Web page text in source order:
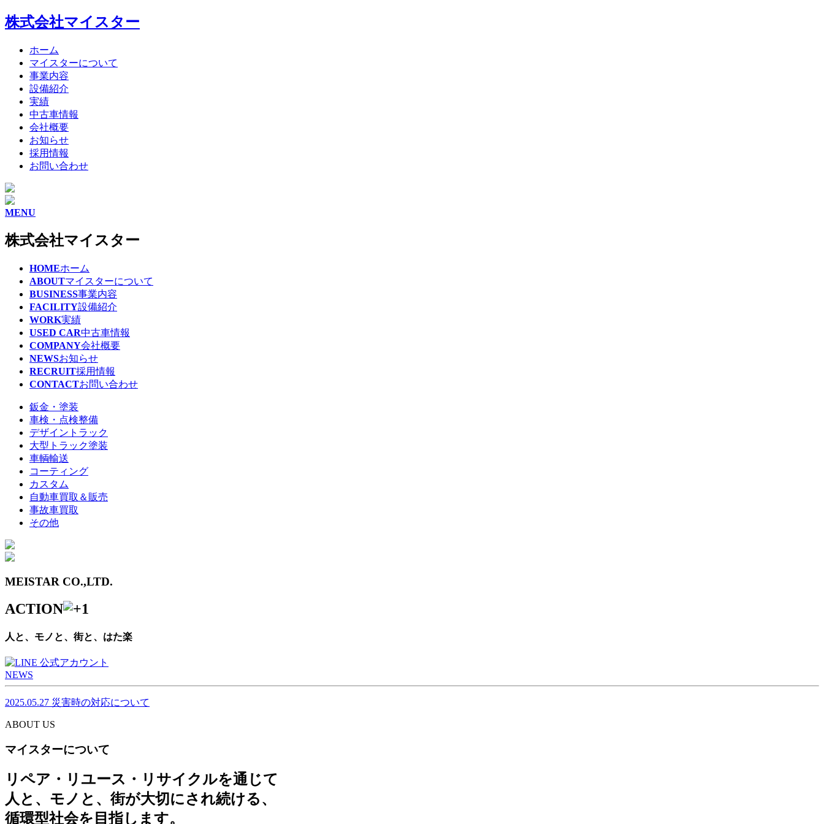
株式会社マイスター
ホーム
マイスターについて
事業内容
設備紹介
実績
中古車情報
会社概要
お知らせ
採用情報
お問い合わせ
MENU
株式会社マイスター
HOMEホーム
ABOUTマイスターについて
BUSINESS事業内容
FACILITY設備紹介
WORK実績
USED CAR中古車情報
COMPANY会社概要
NEWSお知らせ
RECRUIT採用情報
CONTACTお問い合わせ
鈑金・塗装
車検・点検整備
デザイントラック
大型トラック塗装
車輌輸送
コーティング
カスタム
自動車買取＆販売
事故車買取
その他
MEISTAR CO.,LTD.
ACTION
人と、モノと、街と、はた楽
NEWS
2025.05.27 災害時の対応について
ABOUT US
マイスターについて
リペア・リユース・リサイクルを通じて
人と、モノと、街が大切にされ続ける、
循環型社会を目指します。